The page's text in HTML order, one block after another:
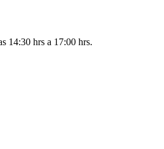
14:30 hrs a 17:00 hrs.